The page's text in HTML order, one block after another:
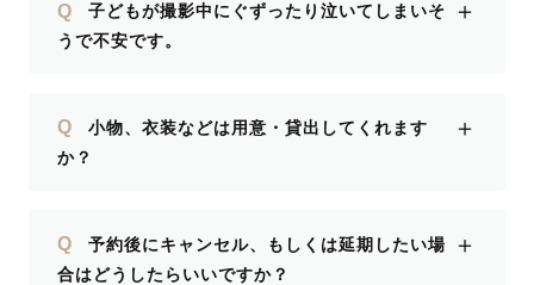
Q
子どもが撮影中にぐずったり泣いてしまいそ
うで不安です。
＋
Q
小物、衣装などは用意・貸出してくれます
か？
＋
Q
予約後にキャンセル、もしくは延期したい場
合はどうしたらいいですか？
＋